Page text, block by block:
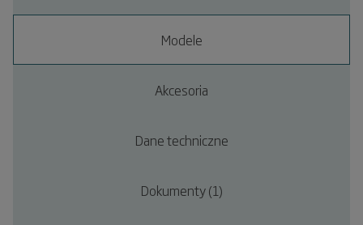
Modele
Akcesoria
Dane techniczne
Dokumenty (1)